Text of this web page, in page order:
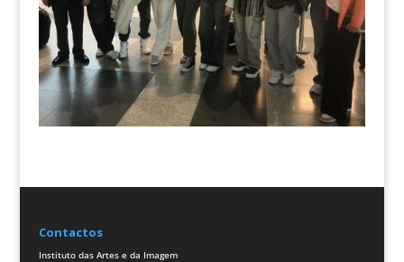
Contactos
Instituto das Artes e da Imagem